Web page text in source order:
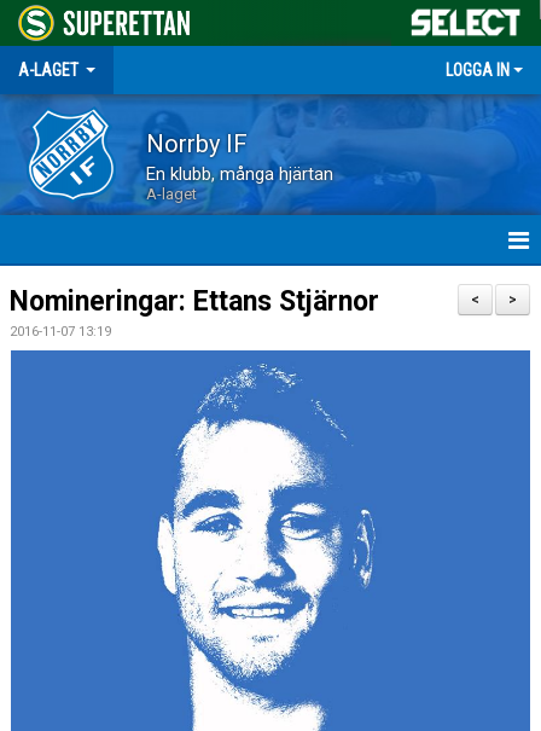
A-LAGET LOGGA IN
Norrby IF
En klubb, många hjärtan
A-laget
HEM
NYHETER
TABELL ETTAN SÖDRA 2025
>
<
Nomineringar: Ettans Stjärnor
2016-11-07 13:19